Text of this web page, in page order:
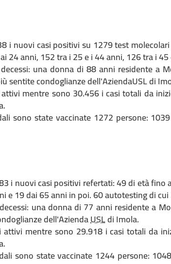
i nuovi casi positivi su 1279 test
24 anni, 152 tra i 25 e i 44 anni, 126 tra i
una donna di 88 anni residente a
sentite condoglianze dell'AziendaUSL di
mentre sono 30.456 i casi totali da
sono state vaccinate 1272 persone:
i nuovi casi positivi refertati: 49 di età
e 19 dai 65 anni in poi. 60 autotesting di
una donna di 77 anni residente a
dell'AziendaUSLdi Imola.
mentre sono 29.918 i casi totali da
sono state vaccinate 1244 persone: